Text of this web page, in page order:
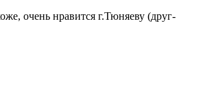
очень нравится г.Тюняеву (друг-